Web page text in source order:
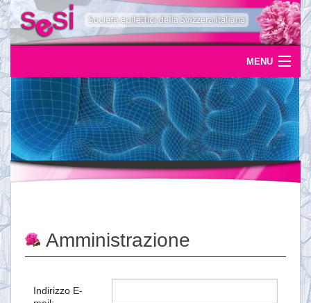
MENU
Home
Uscite
Eventi
News
ServiziAmministrazione
Indirizzo E-